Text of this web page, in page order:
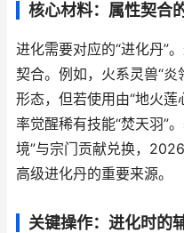
核心材料：属性契合
进化需要对应的“进化丹”
契合。例如，火系灵兽“
形态，但若使用由“地火
率觉醒稀有技能“焚天羽”
境”与宗门贡献兑换，
高级进化丹的重要来源。
关键操作：进化时的